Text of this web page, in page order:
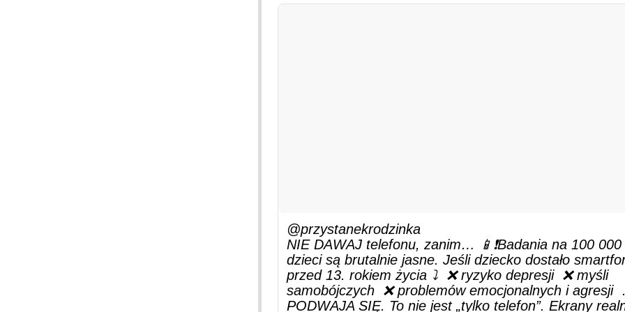
@przystanekrodzinka
NIE DAWAJ telefonu, zanim… 📱❗Badania na 100 000
dzieci są brutalnie jasne. Jeśli dziecko dostało
przed 13. rokiem życia ⤵️ ❌ ryzyko depresji ❌ myśli
samobójczych ❌ problemów emocjonalnych i agresji
PODWAJA SIĘ. To nie jest „tylko telefon”. Ekrany